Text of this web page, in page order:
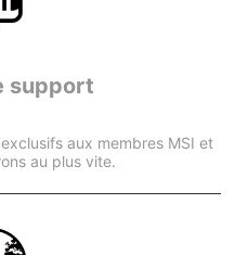
support
aux membres MSI et
au plus vite.